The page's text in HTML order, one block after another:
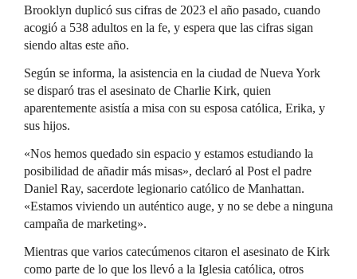
Brooklyn duplicó sus cifras de 2023 el año pasado, cuando
acogió a 538 adultos en la fe, y espera que las cifras sigan
siendo altas este año.
Según se informa, la asistencia en la ciudad de Nueva York
se disparó tras el asesinato de Charlie Kirk, quien
aparentemente asistía a misa con su esposa católica, Erika, y
sus hijos.
«Nos hemos quedado sin espacio y estamos estudiando la
posibilidad de añadir más misas», declaró al Post el padre
Daniel Ray, sacerdote legionario católico de Manhattan.
«Estamos viviendo un auténtico auge, y no se debe a ninguna
campaña de marketing».
Mientras que varios catecúmenos citaron el asesinato de Kirk
como parte de lo que los llevó a la Iglesia católica, otros